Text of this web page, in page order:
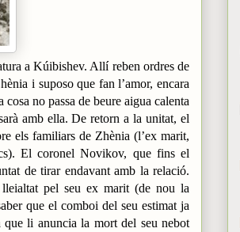
a Kúibishev. Allí reben ordres de
i suposo que fan l’amor, encara
cosa no passa de beure aigua calenta
amb ella. De retorn a la unitat, el
els familiars de Zhènia (l’ex marit,
El coronel Novikov, que fins el
de tirar endavant amb la relació.
pel seu ex marit (de nou la
que el comboi del seu estimat ja
que li anuncia la mort del seu nebot